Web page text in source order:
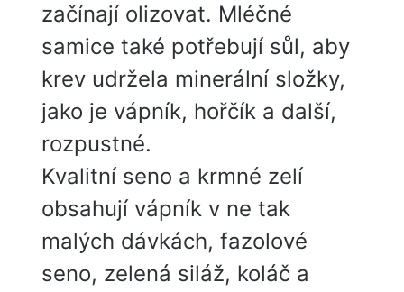
začínají olizovat. Mléčné
samice také potřebují sůl, aby
krev udržela minerální složky,
jako je vápník, hořčík a další,
rozpustné.
Kvalitní seno a krmné zelí
obsahují vápník v ne tak
malých dávkách, fazolové
seno, zelená siláž, koláč a